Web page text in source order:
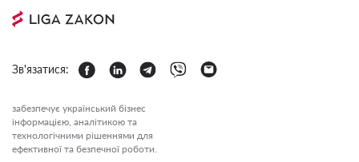
Зв'язатися:
забезпечує український бізнес
інформацією, аналітикою та
технологічними рішеннями для
ефективної та безпечної роботи.